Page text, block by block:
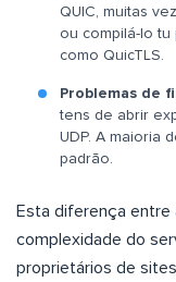
QUIC, muitas
ou compilá-lo
como QuicTLS.
Problemas de
tens de abrir
UDP. A maioria
padrão.
Esta diferença entre
complexidade do
proprietários de